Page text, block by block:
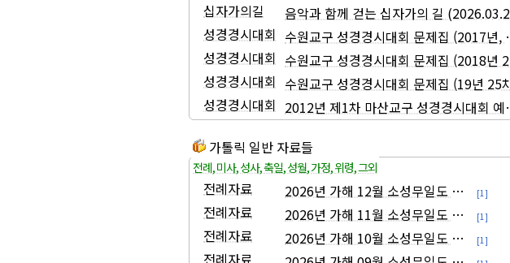
십자가의길
음악과 함께 걷는 십자가의 길
성경경시대회 수원교구 성경경시대회 문제집 (2017년,
성경경시대회 수원교구 성경경시대회 문제집 (2018년
성경경시대회 수원교구 성경경시대회 문제집 (19년 25
성경경시대회 2012년 제1차 마산교구 성경경시대회
가톨릭 일반 자료들
전례,미사,성사,축일,성월,가정,위령,그외
전례자료 2026년 가해 12월 소성무일도 길잡이
[1]
전례자료 2026년 가해 11월 소성무일도 길잡이
[1]
전례자료 2026년 가해 10월 소성무일도 길잡이
[1]